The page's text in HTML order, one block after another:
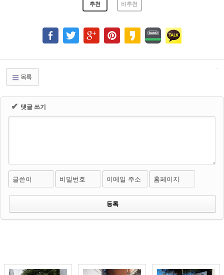
추천 비추천
목록
✔ 댓글 쓰기
글쓴이 비밀번호 이메일 주소 홈페이지